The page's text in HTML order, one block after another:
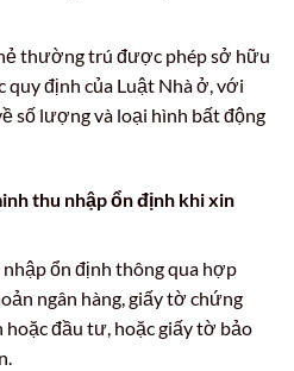
thường trú được phép sở hữu
quy định của Luật Nhà ở, với
số lượng và loại hình bất động
thu nhập ổn định khi xin
ổn định thông qua hợp
ngân hàng, giấy tờ chứng
đầu tư, hoặc giấy tờ bảo